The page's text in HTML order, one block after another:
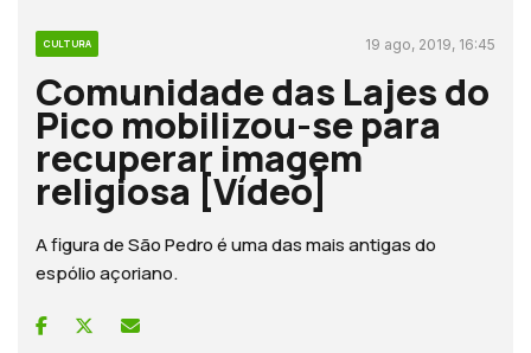
CULTURA 19 ago, 2019, 16:45
Comunidade das Lajes do
Pico mobilizou-se para
recuperar imagem
religiosa [Vídeo]
A figura de São Pedro é uma das mais antigas do
espólio açoriano.